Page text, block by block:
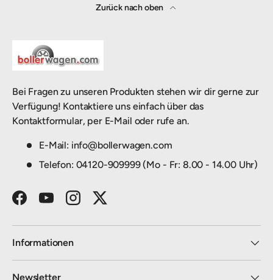
Zurück nach oben
Bei Fragen zu unseren Produkten stehen wir dir gerne zur
Verfügung! Kontaktiere uns einfach über das
Kontaktformular, per E-Mail oder rufe an.
E-Mail: info@bollerwagen.com
Telefon: 04120-909999 (Mo - Fr: 8.00 - 14.00 Uhr)
FacebookYouTubeInstagramTwitter
Informationen
Newsletter